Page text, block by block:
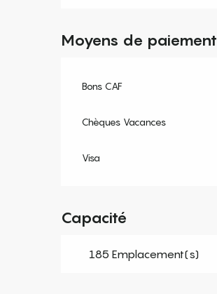
Moyens de paiement
Bons CAF
Chèques Vacances
Visa
Capacité
185 Emplacement(s)